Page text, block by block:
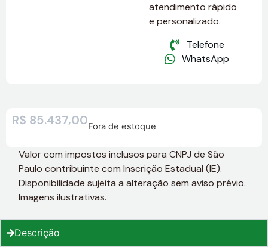
atendimento rápido
e personalizado.
Telefone
WhatsApp
R$ 85.437,00Fora de estoque
Valor com impostos inclusos para CNPJ de São
Paulo contribuinte com Inscrição Estadual (IE).
Disponibilidade sujeita a alteração sem aviso prévio.
Imagens ilustrativas.
Descrição